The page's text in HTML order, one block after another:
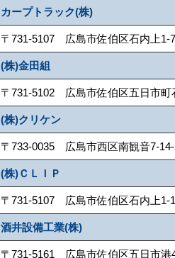
カープトラック(株)
〒731-5107 広島市佐伯区石内上
(株)金田組
〒731-5102 広島市佐伯区五日市
(株)クリケン
〒733-0035 広島市西区南観音7-
(株)ＣＬＩＰ
〒731-5107 広島市佐伯区石内上
酒井設備工業(株)
〒731-5161 広島市佐伯区五日市